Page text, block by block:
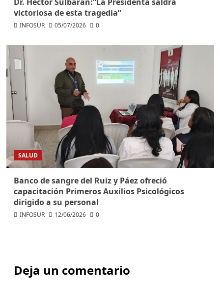
Dr. Héctor Sulbarán:“La Presidenta saldrá
victoriosa de esta tragedia”
INFOSUR 05/07/2026 0
SALUD
Banco de sangre del Ruiz y Páez ofreció
capacitación Primeros Auxilios Psicológicos
dirigido a su personal
INFOSUR 12/06/2026 0
Deja un comentario